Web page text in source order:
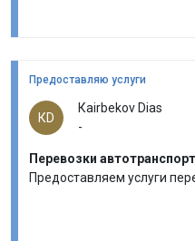
Предоставляю услуги
КD
Кairbekov Dias
-
Перевозки
Предоставляем услуги